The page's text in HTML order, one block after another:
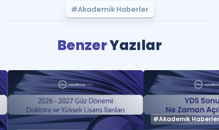
#Akademik Haberler
BenzerYazılar
#Akademik